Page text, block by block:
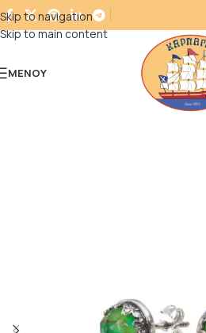
Skip to navigation
Skip to main content
ΜΕΝΟΎ